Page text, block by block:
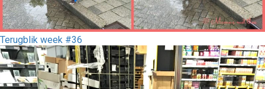
Terugblik week #36